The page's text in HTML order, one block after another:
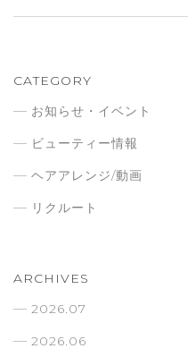
CATEGORY
お知らせ・イベント
ビューティー情報
ヘアアレンジ/動画
リクルート
ARCHIVES
2026.07
2026.06